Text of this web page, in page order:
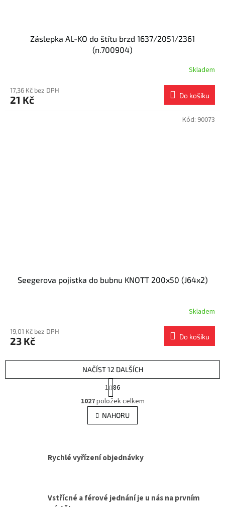
Záslepka AL-KO do štítu brzd 1637/2051/2361
(n.700904)
Skladem
17,36 Kč bez DPH
21 Kč Do košíku
Seegerova pojistka do bubnu KNOTT 200x50 (J64x2)
Skladem
19,01 Kč bez DPH
23 Kč Do košíku
Kód: 90073
O
v
l
á
c
í
k
NAČÍST 12 DALŠÍCH
t
r
á
n
k
n
1 86
1027položek celkem
NAHORU
Rychlé vyřízení objednávky
Vstřícné a férové jednání je u nás na prvním